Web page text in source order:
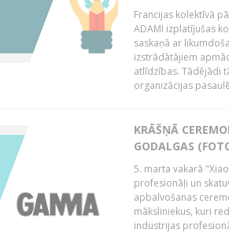
Francijas kolektīvā
ADAMI izplatījušas
saskaņā ar
izstrādātājiem
atlīdzības. Tādējādi
organizācijas
KRĀŠŅĀ
GODALGAS
5. marta vakarā
profesionāļi un
apbalvošanas
māksliniekus, kuri
industrijas